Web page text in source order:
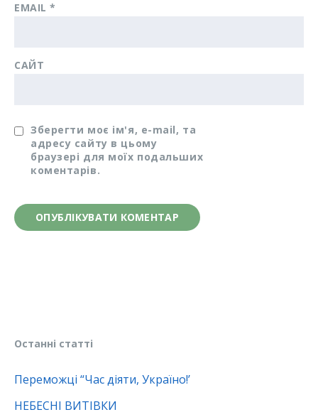
EMAIL*
САЙТ
Зберегти моє ім'я, e-mail, та
адресу сайту в цьому
браузері для моїх подальших
коментарів.
Останні статті
Переможці “Час діяти, Україно!’
НЕБЕСНІ ВИТІВКИ